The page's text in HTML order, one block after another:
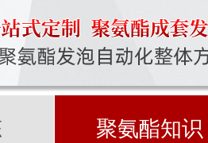
聚氨酯知识